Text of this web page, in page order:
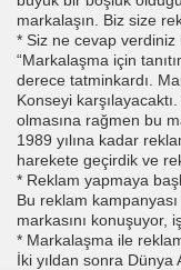
markalaşın. Biz size
* Siz ne cevap verdiniz
“Markalaşma için
derece tatminkardı.
Konseyi
olmasına rağmen bu
1989 yılına kadar
harekete geçirdik ve
* Reklam yapmaya
Bu reklam
markasını konuşuyor,
* Markalaşma ile
İki yıldan sonra Dünya